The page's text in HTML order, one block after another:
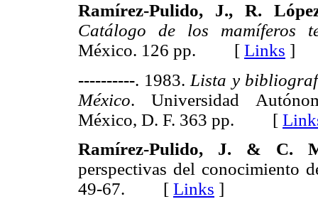
Ramírez-Pulido, J., R.
Catálogo de los mamíferos
México. 126 pp. [ Links ]
----------. 1983. Lista y
México. Universidad
México, D. F. 363 pp. [
Ramírez-Pulido, J. & C.
perspectivas del conocimiento
49-67. [ Links ]